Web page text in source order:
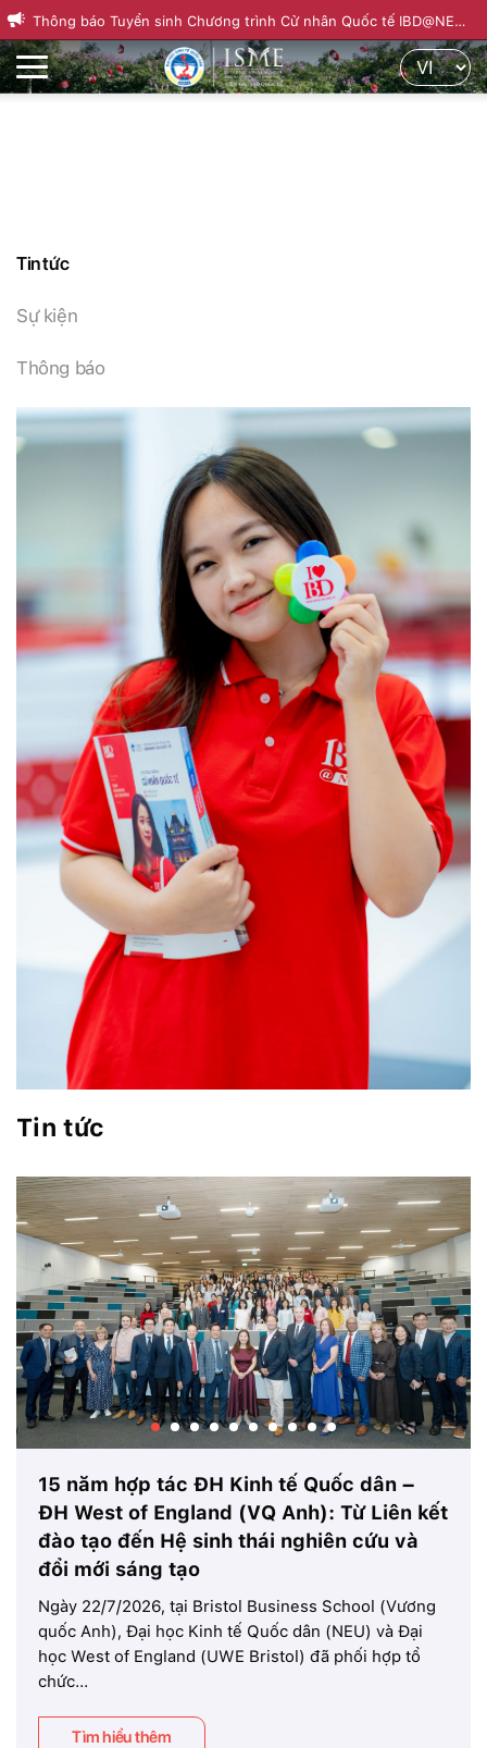
Thông báo Tuyển sinh Chương trình Cử nhân Quốc tế IBD@NEU
Khóa 22, kỳ mùa Thu 2026
Tin tức
Sự kiện
Thông báo
Tin tức
15 năm hợp tác ĐH Kinh tế Quốc dân –
ĐH West of England (VQ Anh): Từ Liên kết
đào tạo đến Hệ sinh thái nghiên cứu và
đổi mới sáng tạo
Ngày 22/7/2026, tại Bristol Business School (Vương
quốc Anh), Đại học Kinh tế Quốc dân (NEU) và Đại
học West of England (UWE Bristol) đã phối hợp tổ
chức...
Tìm hiểu thêm